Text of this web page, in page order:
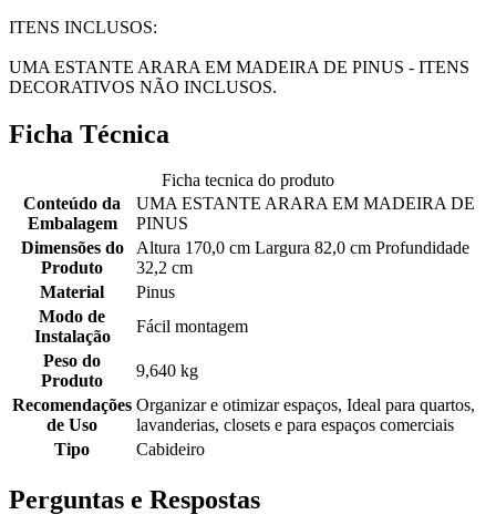
ITENS INCLUSOS:
UMA ESTANTE ARARA EM MADEIRA DE PINUS - ITENS
DECORATIVOS NÃO INCLUSOS.
Ficha Técnica
Ficha tecnica do produto
Conteúdo da
Embalagem
UMA ESTANTE ARARA EM MADEIRA DE
PINUS
Dimensões do
Produto
Altura 170,0 cm Largura 82,0 cm Profundidade
32,2 cm
Material
Pinus
Modo de
Instalação
Fácil montagem
Peso do
Produto
9,640 kg
Recomendações
de Uso
Organizar e otimizar espaços, Ideal para quartos,
lavanderias, closets e para espaços comerciais
Tipo
Cabideiro
Perguntas e Respostas